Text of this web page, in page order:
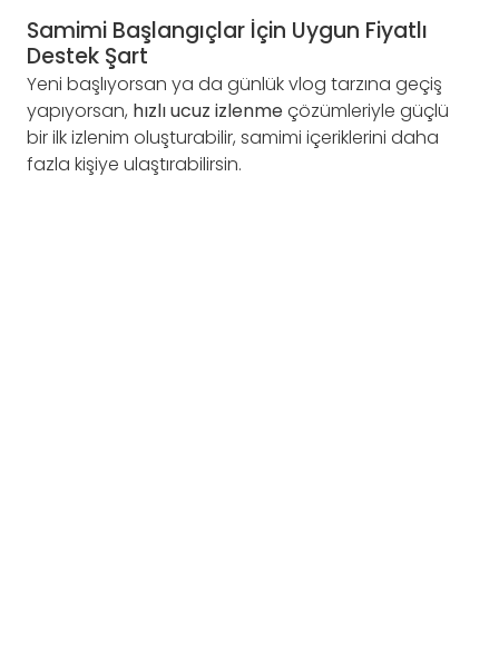
Samimi Başlangıçlar İçin Uygun Fiyatlı
Destek Şart
Yeni başlıyorsan ya da günlük vlog tarzına geçiş
yapıyorsan, hızlı ucuz izlenmeçözümleriyle güçlü
bir ilk izlenim oluşturabilir, samimi içeriklerini daha
fazla kişiye ulaştırabilirsin.